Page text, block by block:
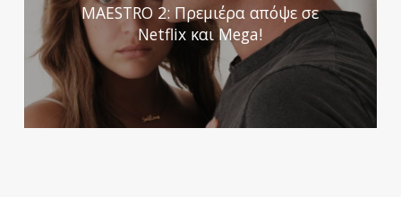
MAESTRO 2: Πρεμιέρα απόψε σε
Netflix και Mega!